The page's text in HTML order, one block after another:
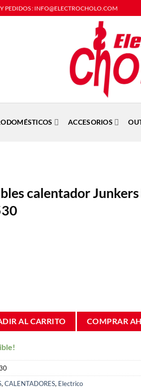
PEDIDOS : INFO@ELECTROCHOLO.COM
ACCESORIOS
calentador
Junkers Minimaxx WRD11-2
AL CARRITO COMPRAR
,CALENTADORES, Electrico